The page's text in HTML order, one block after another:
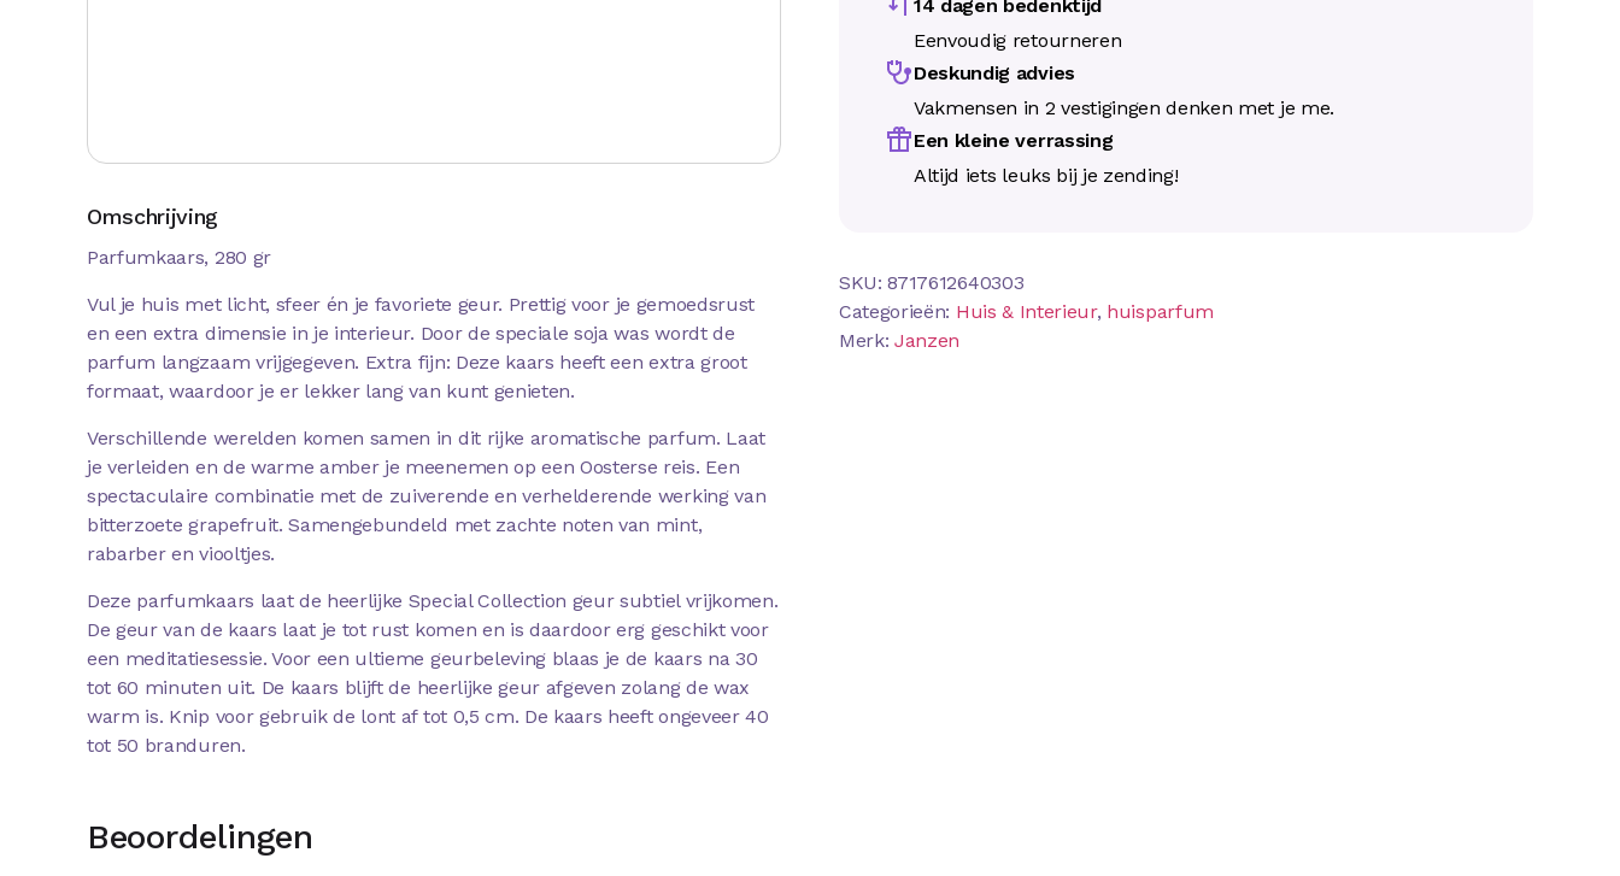
Omschrijving
Parfumkaars, 280 gr
Vul je huis met licht, sfeer én je favoriete geur. Prettig voor je gemoedsrust
en een extra dimensie in je interieur. Door de speciale soja was wordt de
parfum langzaam vrijgegeven. Extra fijn: Deze kaars heeft een extra groot
formaat, waardoor je er lekker lang van kunt genieten.
Verschillende werelden komen samen in dit rijke aromatische parfum. Laat
je verleiden en de warme amber je meenemen op een Oosterse reis. Een
spectaculaire combinatie met de zuiverende en verhelderende werking van
bitterzoete grapefruit. Samengebundeld met zachte noten van mint,
rabarber en viooltjes.
Deze parfumkaars laat de heerlijke Special Collection geur subtiel vrijkomen.
De geur van de kaars laat je tot rust komen en is daardoor erg geschikt voor
een meditatiesessie. Voor een ultieme geurbeleving blaas je de kaars na 30
tot 60 minuten uit. De kaars blijft de heerlijke geur afgeven zolang de wax
warm is. Knip voor gebruik de lont af tot 0,5 cm. De kaars heeft ongeveer 40
tot 50 branduren.
14 dagen bedenktijd
Eenvoudig retourneren
Deskundig advies
Vakmensen in 2 vestigingen denken met je me.
Een kleine verrassing
Altijd iets leuks bij je zending!
SKU:8717612640303
Categorieën: Huis & Interieur, huisparfum
Merk:Janzen
Beoordelingen